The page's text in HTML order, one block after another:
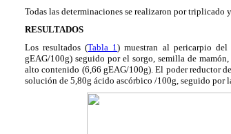
Todas las determinaciones se realizaron por triplicado
RESULTADOS
Los resultados (Tabla 1) muestran al pericarpio del
gEAG/100g) seguido por el sorgo, semilla de
alto contenido (6,66 gEAG/100g). El poder reductor
solución de 5,80g ácido ascórbico /100g, seguido por